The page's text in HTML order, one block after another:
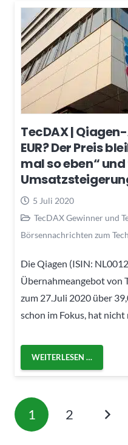
TecDAX |
EUR? Der Preis
mal so eben“
5 Juli 2020
TecDAX Gewinner und
Börsennachrichten zum
Die Qiagen (ISIN:
Übernahmeangebot von
zum 27.Juli 2020 über
schon im Fokus, hat
WEITERLESEN …
1 2